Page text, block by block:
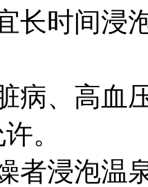
长时间浸
病、高血
。
者浸泡温